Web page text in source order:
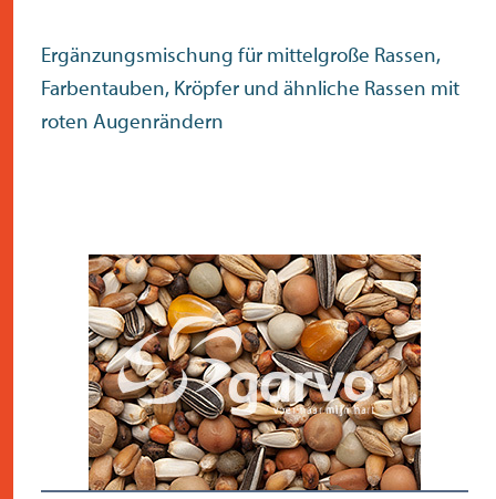
Ergänzungsmischung für mittelgroße Rassen,
Farbentauben, Kröpfer und ähnliche Rassen mit
roten Augenrändern